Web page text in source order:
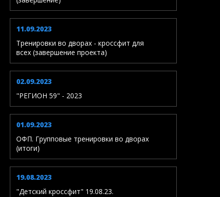
11.09.2023
Тренировки во дворах - кроссфит для
всех (завершение проекта)
02.09.2023
"РЕГИОН 59" - 2023
01.09.2023
ОФП. Групповые тренировки во дворах
(итоги)
19.08.2023
"Детский кроссфит" 19.08.23.